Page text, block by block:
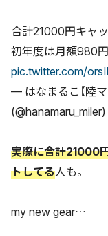
合計21000円キャ
初年度は月額980円
pic.twitter.com/
— はなまるこ【陸
(@hanamaru_miler)
実際に合計21000
トしてる人も。
my new gear…